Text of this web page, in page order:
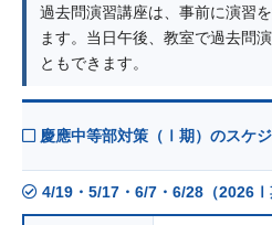
過去問演習講座は、事前に演習
ます。当日午後、教室で過去問
ともできます。
慶應中等部対策（Ⅰ期）のスケ
4/19・5/17・6/7・6/28（2026Ⅰ